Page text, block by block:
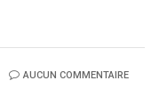
AUCUN COMMENTAIRE